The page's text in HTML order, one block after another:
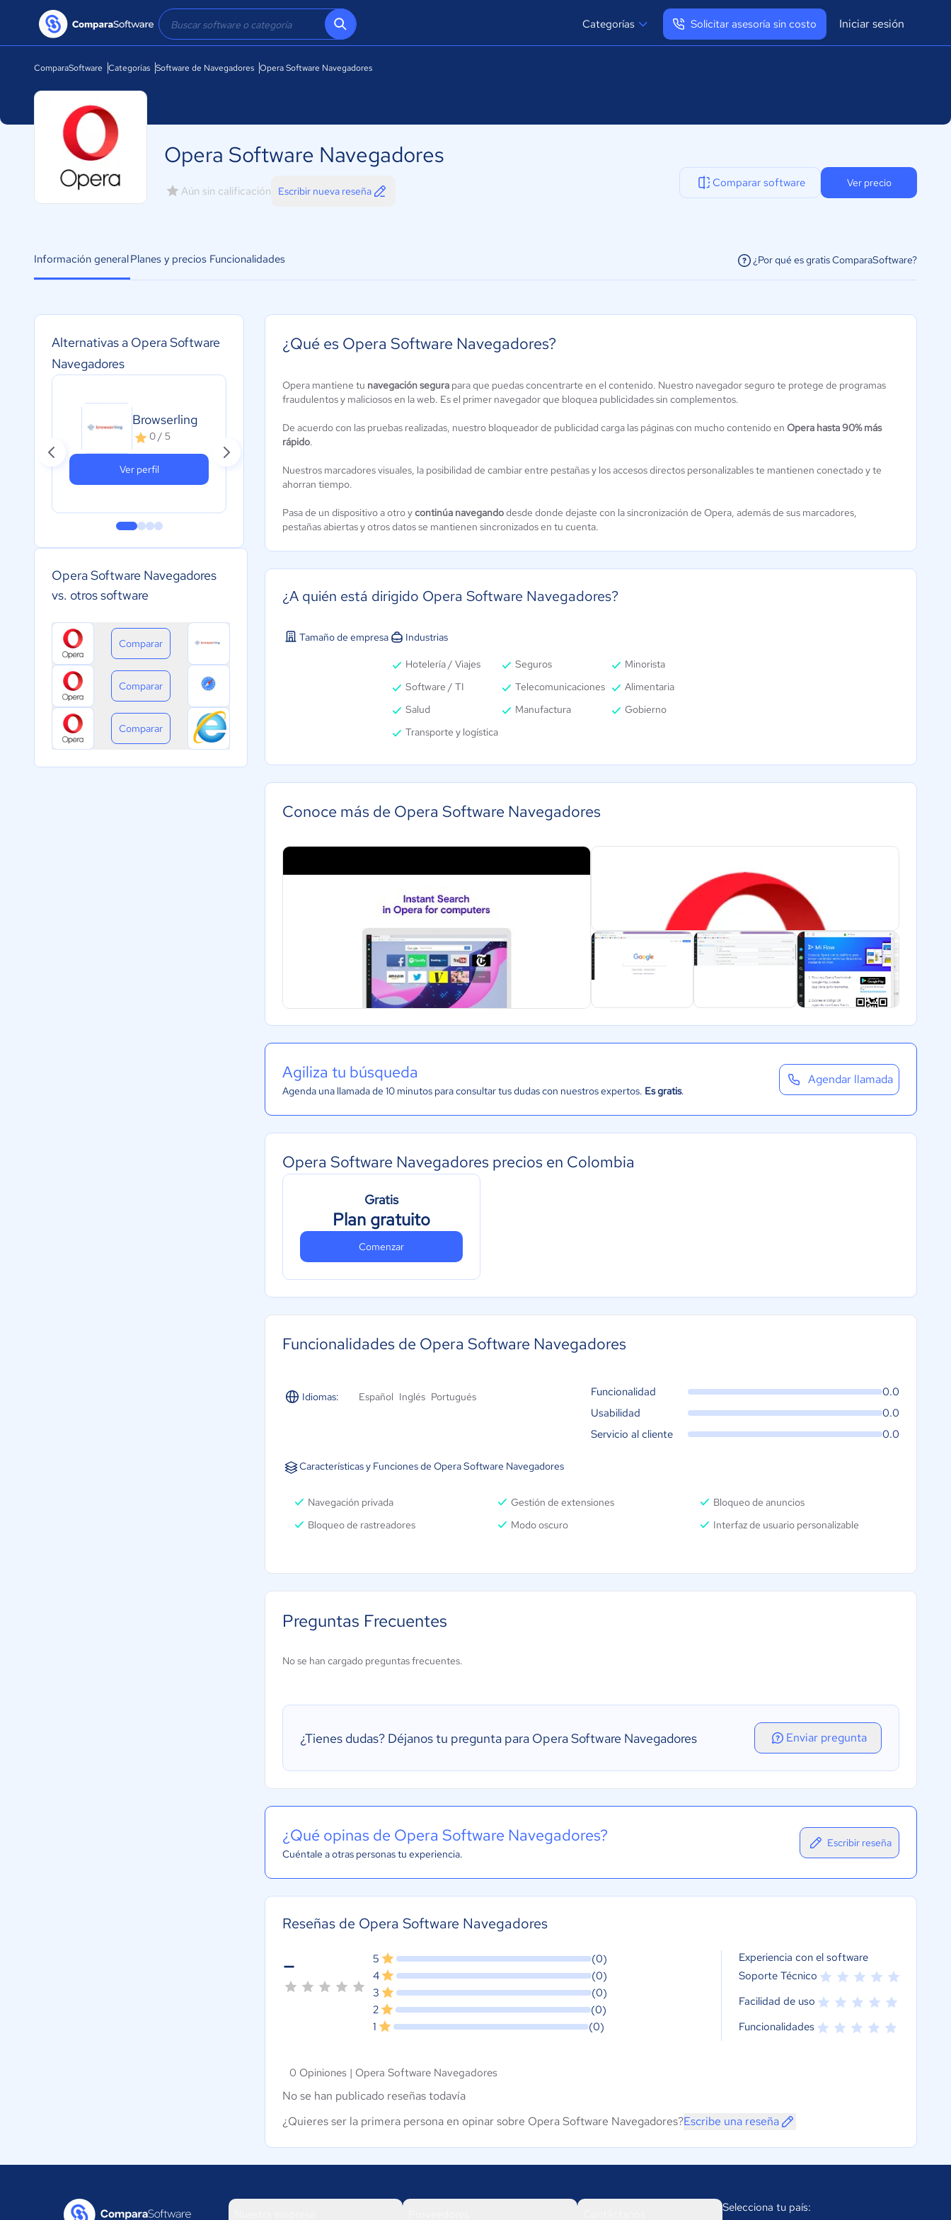
Categorías Solicitar asesoría sin costo Iniciar sesión
ComparaSoftware Categorías Software de Navegadores Opera Software Navegadores
Opera Software Navegadores
Aún sin calificación Escribir nueva reseña
Comparar software Ver precio
Información generalPlanes y precios Funcionalidades ¿Por qué es gratis ComparaSoftware?
Alternativas a Opera Software
Navegadores
Browserling
0 / 5
Ver perfil
Apple Safari
Explorer
Chrome
Software
Opera Software Navegadores
vs. otros software
Comparar
Comparar
Comparar
¿Qué es Opera Software Navegadores?
Opera mantiene tu navegación segura para que puedas concentrarte en el contenido. Nuestro navegador seguro te protege de programas
fraudulentos y maliciosos en la web. Es el primer navegador que bloquea publicidades sin complementos.
De acuerdo con las pruebas realizadas, nuestro bloqueador de publicidad carga las páginas con mucho contenido en Opera hasta 90% más
rápido.
Nuestros marcadores visuales, la posibilidad de cambiar entre pestañas y los accesos directos personalizables te mantienen conectado y te
ahorran tiempo.
Pasa de un dispositivo a otro ycontinúa navegandodesde donde dejaste con la sincronización de Opera, además de sus marcadores,
pestañas abiertas y otros datos se mantienen sincronizados en tu cuenta.
¿A quién está dirigido Opera Software Navegadores?
Tamaño de empresa Industrias
Hotelería / Viajes Seguros
Minorista
Software / TI
Telecomunicaciones
Alimentaria
Salud
Manufactura
Gobierno
Transporte y logística
Conoce más de Opera Software Navegadores
Agiliza tu búsqueda
Agenda una llamada de 10 minutos para consultar tus dudas con nuestros expertos. Es gratis.
Agendar llamada
Opera Software Navegadores precios en Colombia
Gratis
Plan gratuito
Comenzar
Funcionalidades de Opera Software Navegadores
Idiomas: Español Inglés Portugués Funcionalidad
0.0
Usabilidad
0.0
Servicio al cliente
0.0
Características y Funciones de Opera Software Navegadores
Navegación privada Gestión de extensiones
Bloqueo de anuncios
Bloqueo de rastreadores
Modo oscuro Interfaz de usuario personalizable
Preguntas Frecuentes
No se han cargado preguntas frecuentes.
¿Tienes dudas? Déjanos tu pregunta para Opera Software Navegadores Enviar pregunta
¿Qué opinas de Opera Software Navegadores?
Cuéntale a otras personas tu experiencia.
Escribir reseña
Reseñas de Opera Software Navegadores
- 5
(0)
4
(0)
3
(0)
2
(0)
1
(0)
Experiencia con el software
Soporte Técnico
Facilidad de uso
Funcionalidades
0 Opiniones | Opera Software Navegadores
No se han publicado reseñas todavía
¿Quieres ser la primera persona en opinar sobre Opera Software Navegadores?Escribe una reseña
Selecciona tu país: